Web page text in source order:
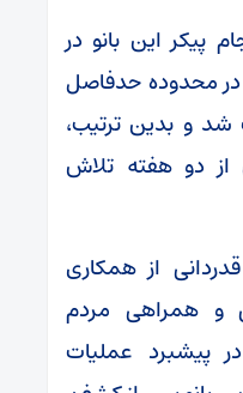
پیکر این بانو در
در محدوده حدفاصل
و بدین ترتیب،
دو هفته تلاش
از همکاری
و همراهی مردم
عملیات